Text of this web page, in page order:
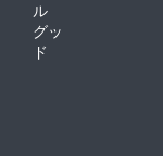
ル
グッ
ド